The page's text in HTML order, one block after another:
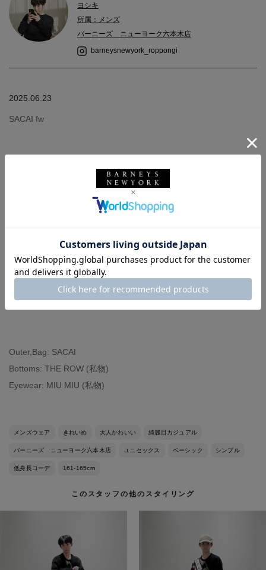
ヨシキ
所属：メンズ
バーニーズ ニューヨーク六本木店
barneysnewyork_roppongi
2025.06.23
SACAI fw
秋冬の新作が入荷してきたので
ミッドシーズンでも使える
デイリーアイテムをチョイス
バッグはナイロンなので天気や季節
関係なくつかえます！
Outer,Bag: SACAI
Bottoms: THE ROW (私物)
Eyewear: MIU MIU (私物)
メンズウェア きれいめ 大人かわいい 綺麗目カジュアル
バーニーズ ニューヨーク六本木店 ユニセックス ベーシック シンプル
低身長コーデ 161-165cm
このスタッフの他のスタイリング